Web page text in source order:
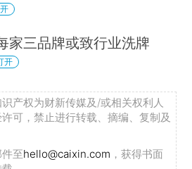
家三品牌或致行业洗牌
开
产权为财新传媒及/或相关权利人
可，禁止进行转载、摘编、复制及
至hello@caixin.com ，获得书面